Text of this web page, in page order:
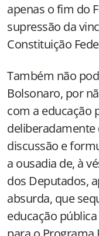
apenas o fim do
supressão da
Constituição
Também não
Bolsonaro, por
com a educação
deliberadamente
discussão e
a ousadia de, à
dos Deputados,
absurda, que
educação